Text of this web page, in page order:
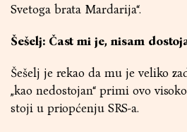
Svetoga brata Mardarija“.
Šešelj: Čast mi je, nisam
Šešelj je rekao da mu je veliko
„kao nedostojan“ primi ovo
stoji u priopćenju SRS-a.